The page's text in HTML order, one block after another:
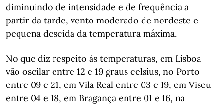
diminuindo de intensidade e de frequência a
partir da tarde, vento moderado de nordeste e
pequena descida da temperatura máxima.
No que diz respeito às temperaturas, em Lisboa
vão oscilar entre 12 e 19 graus celsius, no Porto
entre 09 e 21, em Vila Real entre 03 e 19, em Viseu
entre 04 e 18, em Bragança entre 01 e 16, na